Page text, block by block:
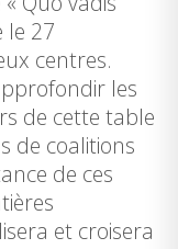
le 27
centres.
les
de cette table
de coalitions
de ces
et croisera